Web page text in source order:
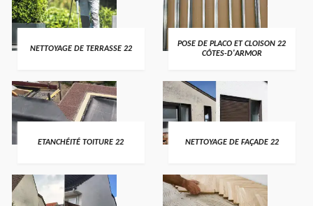
NETTOYAGE DE TERRASSE 22
POSE DE PLACO ET CLOISON 22
CÔTES-D'ARMOR
ETANCHÉITÉ TOITURE 22 NETTOYAGE DE FAÇADE 22